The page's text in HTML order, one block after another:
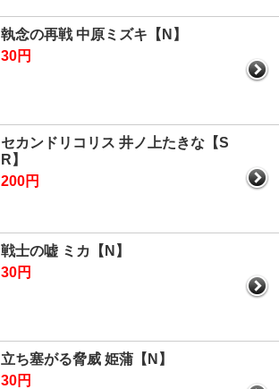
執念の再戦 中原ミズキ【N】
30円
セカンドリコリス 井ノ上たきな【S
R】
200円
戦士の嘘 ミカ【N】
30円
立ち塞がる脅威 姫蒲【N】
30円